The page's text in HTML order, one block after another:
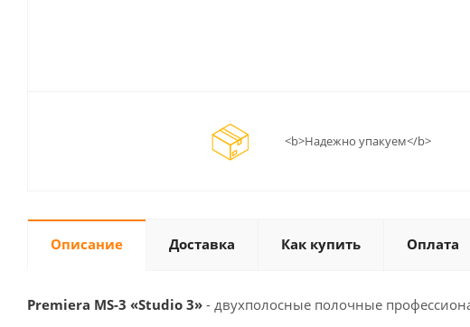
<b>Надежно упакуем</b>
Описание Доставка Как купить Оплата
Premiera MS-3 «Studio 3» - двухполосные полочные